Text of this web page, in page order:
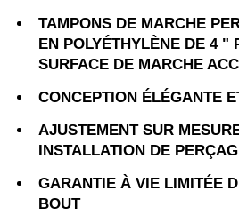
TAMPONS DE MARCHE
EN POLYÉTHYLÈNE DE 4 "
SURFACE DE MARCHE
CONCEPTION ÉLÉGANTE
AJUSTEMENT SUR
INSTALLATION DE
GARANTIE À VIE LIMITÉE
BOUT